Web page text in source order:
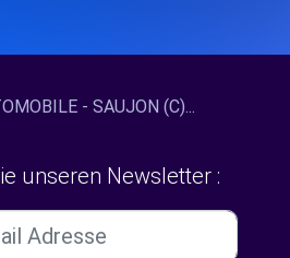
- SAUJON (C)...
unseren Newsletter :